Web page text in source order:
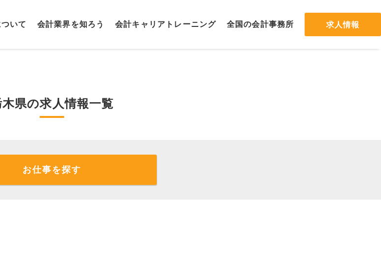
ついて 会計業界を知ろう 会計キャリア トレーニング 全国の会計事務所 求人情報
木県の求人情報一覧
お仕事を探す